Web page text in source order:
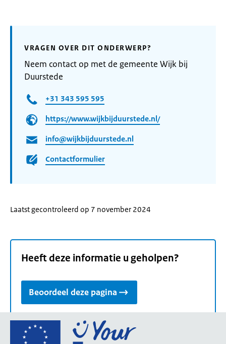
VRAGEN OVER DIT ONDERWERP?
Neem contact op met de gemeente Wijk bij
Duurstede
+31 343 595 595
https://www.wijkbijduurstede.nl/
info@wijkbijduurstede.nl
Contactformulier
Laatst gecontroleerd op 7 november 2024
Heeft deze informatie u geholpen?
Beoordeel deze pagina
Ga